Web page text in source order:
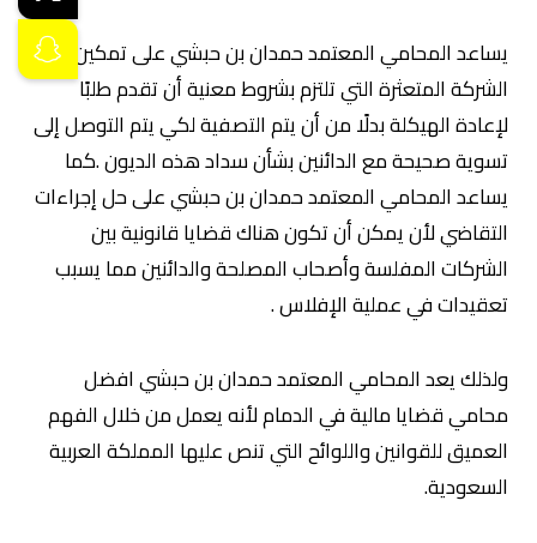
يساعد المحامي المعتمد حمدان بن حبشي على تمكين
الشركة المتعثرة التي تلتزم بشروط معنية أن تقدم طلبًا
لإعادة الهيكلة بدلًا من أن يتم التصفية لكي يتم التوصل إلى
تسوية صحيحة مع الدائنين بشأن سداد هذه الديون .كما
يساعد المحامي المعتمد حمدان بن حبشي على حل إجراءات
التقاضي لأن يمكن أن تكون هناك قضايا قانونية بين
الشركات المفلسة وأصحاب المصلحة والدائنين مما يسبب
تعقيدات في عملية الإفلاس .
ولذلك يعد المحامي المعتمد حمدان بن حبشي افضل
محامي قضايا مالية في الدمام لأنه يعمل من خلال الفهم
العميق للقوانين واللوائح التي تنص عليها المملكة العربية
السعودية.